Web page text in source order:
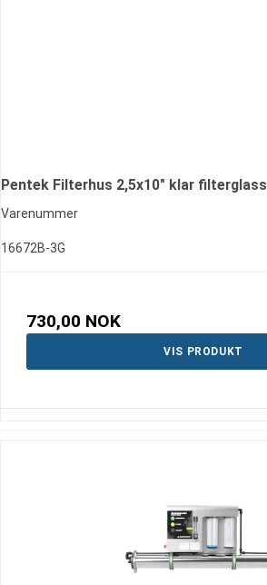
Pentek Filterhus 2,5x10" klar filterglass
Varenummer
16672B-3G
730,00 NOK
VIS PRODUKT